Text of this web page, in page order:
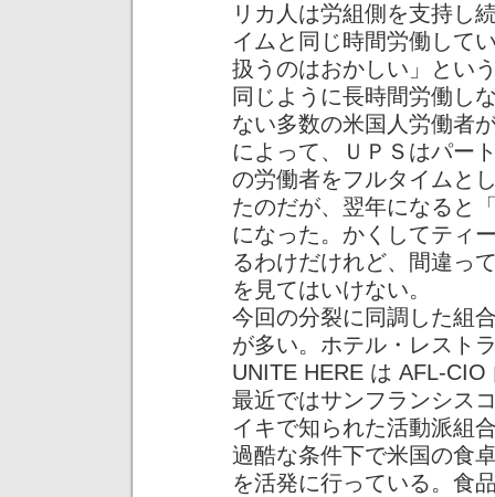
リカ人は労組側を支持し
イムと同じ時間労働して
扱うのはおかしい」とい
同じように長時間労働し
ない多数の米国人労働者
によって、ＵＰＳはパー
の労働者をフルタイムと
たのだが、翌年になると
になった。かくしてティ
るわけだけれど、間違っ
を見てはいけない。
今回の分裂に同調した組
が多い。ホテル・レスト
UNITE HERE は AFL-
最近ではサンフランシス
イキで知られた活動派組
過酷な条件下で米国の食
を活発に行っている。食